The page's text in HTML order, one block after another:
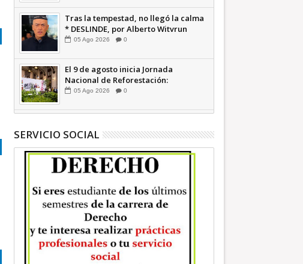
Tras la tempestad, no llegó la calma
* DESLINDE, por Alberto Witvrun
OPINIÓN
05 Ago 2026 0
El 9 de agosto inicia Jornada
Nacional de Reforestación:
presidenta Sheinbaum +Video
05 Ago 2026 0
SERVICIO SOCIAL